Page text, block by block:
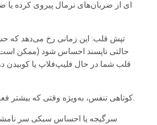
ای از ضربان‌های نرمال پیروی کرده یا
تپش قلب: این زمانی رخ می‌دهد که
حالتی ناپسند احساس شود (ممکن
قلب شما در حال فلیپ‌فلاپ یا کوبیدن
کوتاهی تنفس، به‌ویژه وقتی که بیشتر فعالیت جسمی دارید.
سرگیجه یا احساس سبکی سر